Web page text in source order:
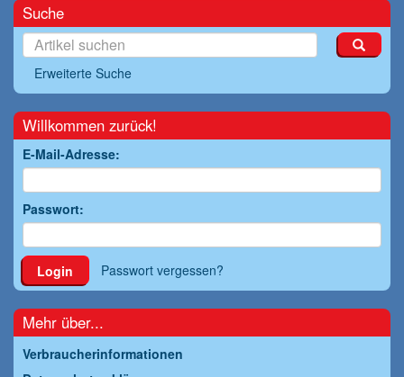
Suche
Erweiterte Suche
Willkommen zurück!
E-Mail-Adresse:
Passwort:
Login Passwort vergessen?
Mehr über...
Verbraucherinformationen